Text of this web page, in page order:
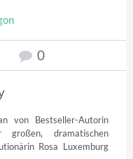
0
von Bestseller-Autorin
dramatischen
Rosa Luxemburg